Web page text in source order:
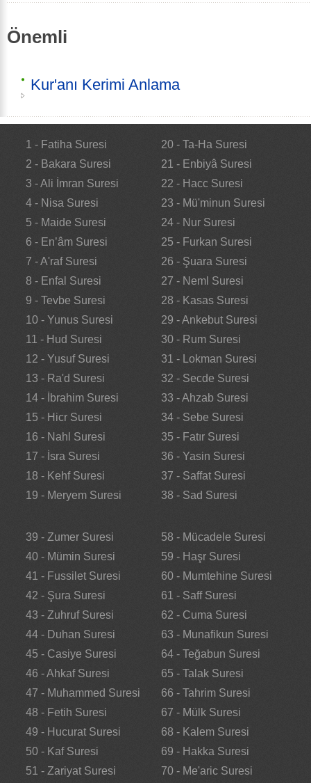
Önemli
Kur'anı Kerimi Anlama
1 - Fatiha Suresi
2 - Bakara Suresi
3 - Ali İmran Suresi
4 - Nisa Suresi
5 - Maide Suresi
6 - En’âm Suresi
7 - A'raf Suresi
8 - Enfal Suresi
9 - Tevbe Suresi
10 - Yunus Suresi
11 - Hud Suresi
12 - Yusuf Suresi
13 - Ra'd Suresi
14 - İbrahim Suresi
15 - Hicr Suresi
16 - Nahl Suresi
17 - İsra Suresi
18 - Kehf Suresi
19 - Meryem Suresi
20 - Ta-Ha Suresi
21 - Enbiyâ Suresi
22 - Hacc Suresi
23 - Mü'minun Suresi
24 - Nur Suresi
25 - Furkan Suresi
26 - Şuara Suresi
27 - Neml Suresi
28 - Kasas Suresi
29 - Ankebut Suresi
30 - Rum Suresi
31 - Lokman Suresi
32 - Secde Suresi
33 - Ahzab Suresi
34 - Sebe Suresi
35 - Fatır Suresi
36 - Yasin Suresi
37 - Saffat Suresi
38 - Sad Suresi
39 - Zumer Suresi
40 - Mümin Suresi
41 - Fussilet Suresi
42 - Şura Suresi
43 - Zuhruf Suresi
44 - Duhan Suresi
45 - Casiye Suresi
46 - Ahkaf Suresi
47 - Muhammed Suresi
48 - Fetih Suresi
49 - Hucurat Suresi
50 - Kaf Suresi
51 - Zariyat Suresi
58 - Mücadele Suresi
59 - Haşr Suresi
60 - Mumtehine Suresi
61 - Saff Suresi
62 - Cuma Suresi
63 - Munafikun Suresi
64 - Teğabun Suresi
65 - Talak Suresi
66 - Tahrim Suresi
67 - Mülk Suresi
68 - Kalem Suresi
69 - Hakka Suresi
70 - Me'aric Suresi